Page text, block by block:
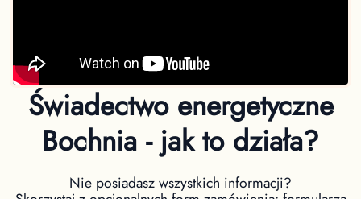
Świadectwo energetyczne
Bochnia - jak to działa?
Nie posiadasz wszystkich informacji?